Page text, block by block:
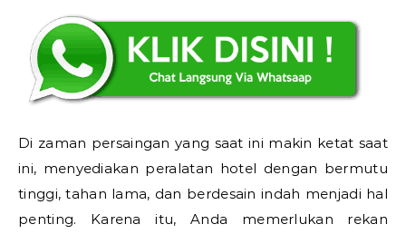
Di zaman persaingan yang saat ini makin ketat saat
ini, menyediakan peralatan hotel dengan bermutu
tinggi, tahan lama, dan berdesain indah menjadi hal
penting. Karena itu, Anda memerlukan rekan